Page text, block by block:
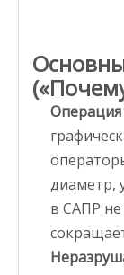
диаметр,
в САПР не